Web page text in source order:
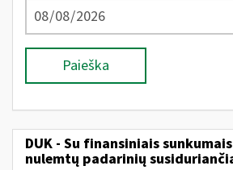
Paieška
DUK - Su finansiniais
nulemtų padarinių